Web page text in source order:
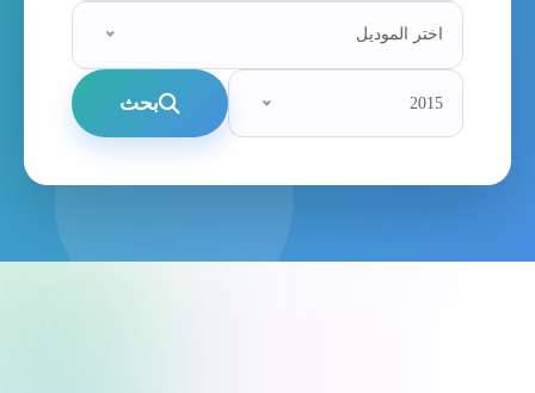
اختر الموديل
2015 بحث